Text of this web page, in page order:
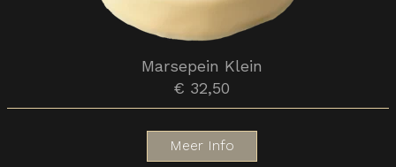
Marsepein Klein
€ 32,50
Meer Info